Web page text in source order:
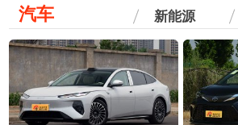
汽车 新能源